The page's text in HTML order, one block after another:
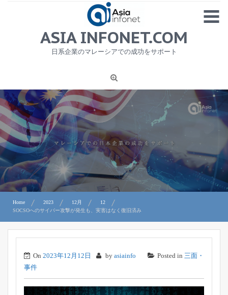
MENU
1
ニュース
労務サービス
プライバシーポリシー及び著作権について
お問合せ
ASIA INFONET.COM
日系企業のマレーシアでの成功をサポート
Home 2023 12月
12
SOCSOへのサイバー攻撃が発生も、実害はなく復旧済み
On 2023年12月12日 by asiainfo Posted in 三面・
事件